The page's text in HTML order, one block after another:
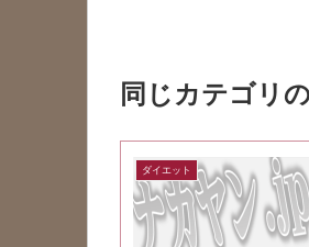
同じカテゴリ
ダイエット